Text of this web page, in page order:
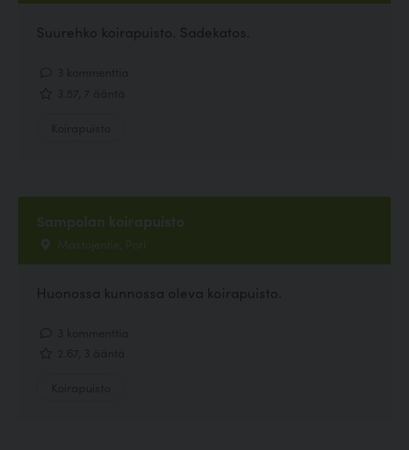
Suurehko koirapuisto. Sadekatos.
Sampolan koirapuisto
Mastojentie, Pori
Huonossa kunnossa oleva koirapuisto.